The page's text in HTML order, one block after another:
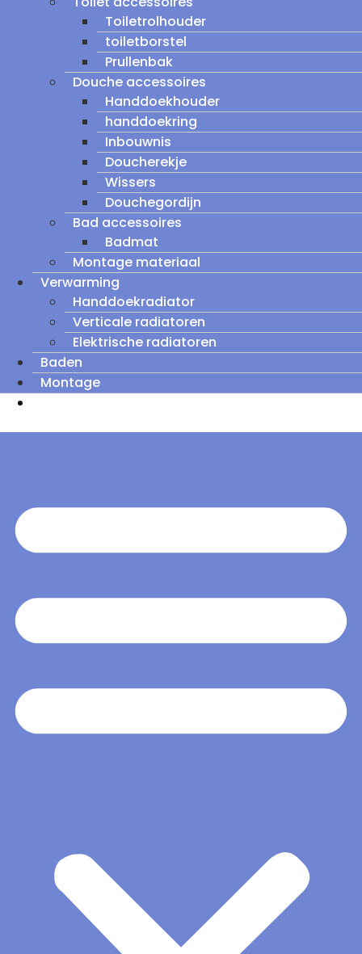
Toiletrolhouder
toiletborstel
Prullenbak
Douche accessoires
Handdoekhouder
handdoekring
Inbouwnis
Doucherekje
Wissers
Douchegordijn
Bad accessoires
Badmat
Montage materiaal
Verwarming
Handdoekradiator
Verticale radiatoren
Elektrische radiatoren
Baden
Montage